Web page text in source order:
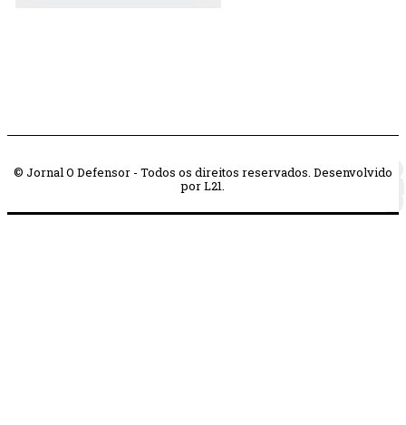
© Jornal O Defensor - Todos os direitos reservados. Desenvolvido
por L21.